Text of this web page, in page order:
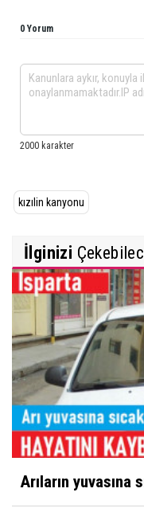
0 Yorum
kızılin kanyonu
İlginizi
Arıların